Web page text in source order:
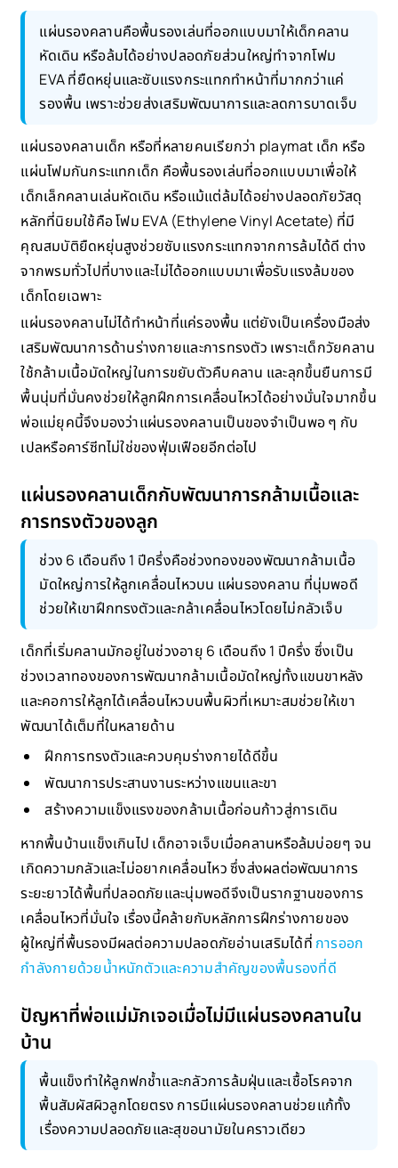
แผ่นรองคลานคือพื้นรองเล่นที่ออกแบบมาให้เด็กคลาน
หัดเดิน หรือล้มได้อย่างปลอดภัยส่วนใหญ่ทำจากโฟม
EVA ที่ยืดหยุ่นและซับแรงกระแทกทำหน้าที่มากกว่าแค่
รองพื้น เพราะช่วยส่งเสริมพัฒนาการและลดการบาดเจ็บ
แผ่นรองคลานเด็ก หรือที่หลายคนเรียกว่า playmat เด็ก หรือ
แผ่นโฟมกันกระแทกเด็ก คือพื้นรองเล่นที่ออกแบบมาเพื่อให้
เด็กเล็กคลานเล่นหัดเดิน หรือแม้แต่ล้มได้อย่างปลอดภัยวัสดุ
หลักที่นิยมใช้คือ โฟม EVA (Ethylene Vinyl Acetate) ที่มี
คุณสมบัติยืดหยุ่นสูงช่วยซับแรงกระแทกจากการล้มได้ดี ต่าง
จากพรมทั่วไปที่บางและไม่ได้ออกแบบมาเพื่อรับแรงล้มของ
เด็กโดยเฉพาะ
แผ่นรองคลานไม่ได้ทำหน้าที่แค่รองพื้น แต่ยังเป็นเครื่องมือส่ง
เสริมพัฒนาการด้านร่างกายและการทรงตัว เพราะเด็กวัยคลาน
ใช้กล้ามเนื้อมัดใหญ่ในการขยับตัวคืบคลาน และลุกขึ้นยืนการมี
พื้นนุ่มที่มั่นคงช่วยให้ลูกฝึกการเคลื่อนไหวได้อย่างมั่นใจมากขึ้น
พ่อแม่ยุคนี้จึงมองว่าแผ่นรองคลานเป็นของจำเป็นพอ ๆ กับ
เปลหรือคาร์ซีทไม่ใช่ของฟุ่มเฟือยอีกต่อไป
แผ่นรองคลานเด็กกับพัฒนาการกล้ามเนื้อและ
การทรงตัวของลูก
ช่วง 6 เดือนถึง 1 ปีครึ่งคือช่วงทองของพัฒนากล้ามเนื้อ
มัดใหญ่การให้ลูกเคลื่อนไหวบน แผ่นรองคลาน ที่นุ่มพอดี
ช่วยให้เขาฝึกทรงตัวและกล้าเคลื่อนไหวโดยไม่กลัวเจ็บ
เด็กที่เริ่มคลานมักอยู่ในช่วงอายุ 6 เดือนถึง 1 ปีครึ่ง ซึ่งเป็น
ช่วงเวลาทองของการพัฒนากล้ามเนื้อมัดใหญ่ทั้งแขนขาหลัง
และคอการให้ลูกได้เคลื่อนไหวบนพื้นผิวที่เหมาะสมช่วยให้เขา
พัฒนาได้เต็มที่ในหลายด้าน
ฝึกการทรงตัวและควบคุมร่างกายได้ดีขึ้น
พัฒนาการประสานงานระหว่างแขนและขา
สร้างความแข็งแรงของกล้ามเนื้อก่อนก้าวสู่การเดิน
หากพื้นบ้านแข็งเกินไป เด็กอาจเจ็บเมื่อคลานหรือล้มบ่อยๆ จน
เกิดความกลัวและไม่อยากเคลื่อนไหว ซึ่งส่งผลต่อพัฒนาการ
ระยะยาวได้พื้นที่ปลอดภัยและนุ่มพอดีจึงเป็นรากฐานของการ
เคลื่อนไหวที่มั่นใจ เรื่องนี้คล้ายกับหลักการฝึกร่างกายของ
ผู้ใหญ่ที่พื้นรองมีผลต่อความปลอดภัยอ่านเสริมได้ที่ การออก
กำลังกายด้วยน้ำหนักตัวและความสำคัญของพื้นรองที่ดี
ปัญหาที่พ่อแม่มักเจอเมื่อไม่มีแผ่นรองคลานใน
บ้าน
พื้นแข็งทำให้ลูกฟกช้ำและกลัวการล้มฝุ่นและเชื้อโรคจาก
พื้นสัมผัสผิวลูกโดยตรง การมีแผ่นรองคลานช่วยแก้ทั้ง
เรื่องความปลอดภัยและสุขอนามัยในคราวเดียว